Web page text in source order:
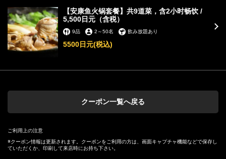
【安康鱼火锅套餐】共9道菜，含2小时畅饮 /
5,500日元（含税）
9品 2 ～50名 飲み放題あり
5500日元(税込)
クーポン一覧へ戻る
ご利用上の注意
クーポン情報は更新されます。クーポンをご利用の方は、画面キャプチャ機能などで保存し
ていただくか、印刷して来店時にお持ち下さい。
この店舗情報をシェアする
税） | 味の城 個室居酒屋
徳島県徳島市両国本町２-26-2